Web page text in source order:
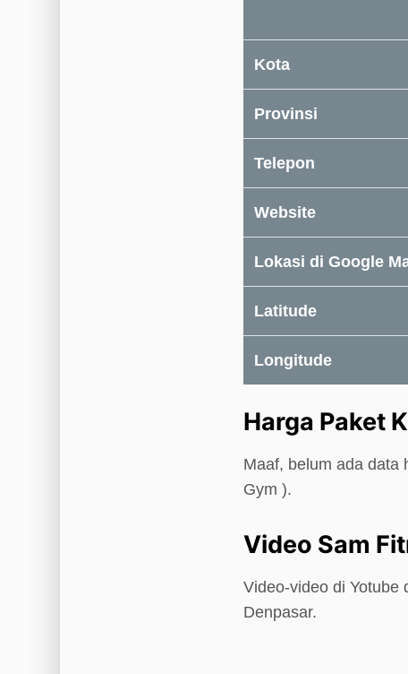
Kota
Provinsi
Telepon
Website
Lokasi di Google
Latitude
Longitude
Harga Paket
Maaf, belum ada data
Gym ).
Video Sam
Video-video di Yotube
Denpasar.